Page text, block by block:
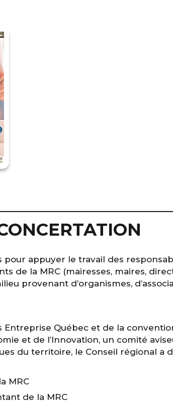
appuyer le travail des
de la MRC (mairesses, maires,
provenant d’organismes,
Québec et de la
et de l’Innovation, un comité
du territoire, le Conseil régional a
MRC
de la MRC